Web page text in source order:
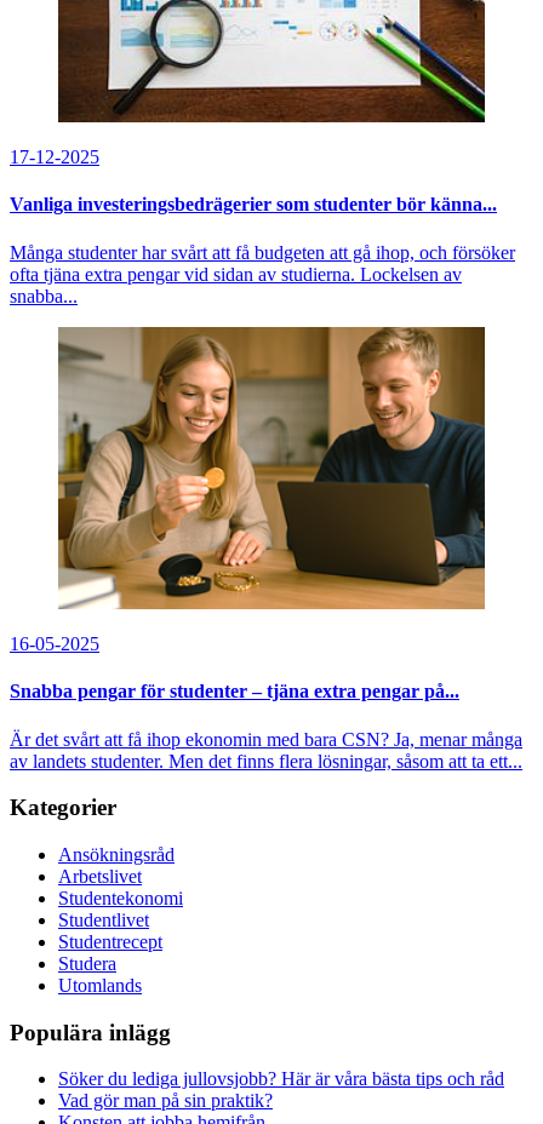
17-12-2025
Vanliga investeringsbedrägerier som studenter bör känna...
Många studenter har svårt att få budgeten att gå ihop, och försöker
ofta tjäna extra pengar vid sidan av studierna. Lockelsen av
snabba...
16-05-2025
Snabba pengar för studenter – tjäna extra pengar på...
Är det svårt att få ihop ekonomin med bara CSN? Ja, menar många
av landets studenter. Men det finns flera lösningar, såsom att ta ett...
Kategorier
Ansökningsråd
Arbetslivet
Studentekonomi
Studentlivet
Studentrecept
Studera
Utomlands
Populära inlägg
Söker du lediga jullovsjobb? Här är våra bästa tips och råd
Vad gör man på sin praktik?